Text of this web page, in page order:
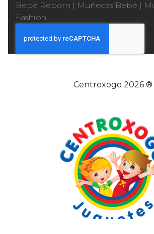
Bebé Reborn | Muñecas Bebé |
Fashion
Centroxogo 2026 ®